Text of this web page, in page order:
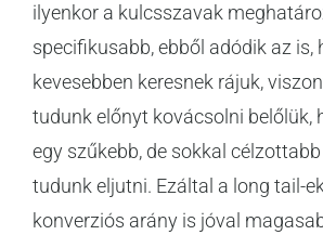
ilyenkor a kulcsszavak
specifikusabb, ebből adódik az is,
kevesebben keresnek rájuk,
tudunk előnyt kovácsolni belőlük,
egy szűkebb, de sokkal
tudunk eljutni. Ezáltal a long tail-
konverziós arány is jóval